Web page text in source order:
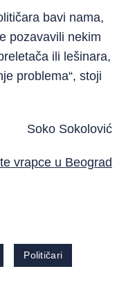
bavi nama,
pozavavili nekim
ili lešinara,
problema“, stoji
Soko Sokolović
vrapce u Beograd
Političari